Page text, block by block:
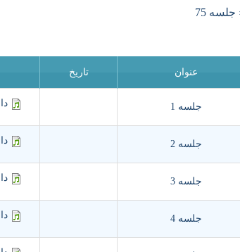
جلسه 75
عنوان تاریخ
جلسه 1
جلسه 2
جلسه 3
جلسه 4